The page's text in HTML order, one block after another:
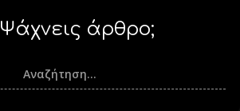
Ψάχνεις άρθρο;